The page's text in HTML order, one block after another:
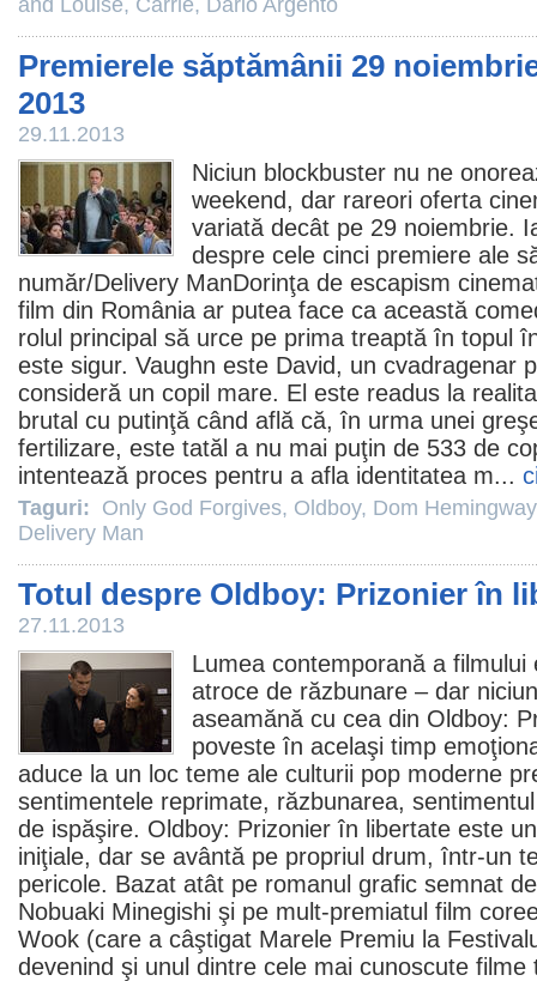
and Louise, Carrie, Dario Argento
Premierele săptămânii 29
2013
29.11.2013
Niciun blockbuster nu ne
weekend, dar rareori oferta
variată decât pe 29 noiembrie.
despre cele cinci premiere ale
număr/Delivery ManDorinţa de escapism
film din România ar putea face ca această
rolul principal să urce pe prima treaptă în topul
este sigur. Vaughn este David, un cvadragenar
consideră un copil mare. El este readus la
brutal cu putinţă când află că, în urma unei
fertilizare, este tatăl a nu mai puţin de 533 de
intentează proces pentru a afla identitatea m...
Taguri: Only God Forgives, Oldboy, Dom Hemingway
Delivery Man
Totul despre Oldboy: Prizonier în
27.11.2013
Lumea contemporană a filmului
atroce de răzbunare – dar
aseamănă cu cea din Oldboy:
poveste în acelaşi timp
aduce la un loc teme ale culturii pop moderne
sentimentele reprimate, răzbunarea,
de ispăşire. Oldboy: Prizonier în libertate este
iniţiale, dar se avântă pe propriul drum, într-un
pericole. Bazat atât pe romanul grafic semnat
Nobuaki Minegishi şi pe mult-premiatul film
Wook (care a câştigat Marele Premiu la
devenind şi unul dintre cele mai cunoscute filme